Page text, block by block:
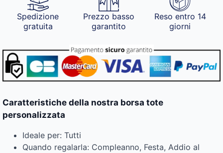
Spedizione
gratuita
Prezzo basso
garantito
Reso entro 14
giorni
Caratteristiche della nostra borsa tote
personalizzata
Ideale per: Tutti
Quando regalarla: Compleanno, Festa, Addio al